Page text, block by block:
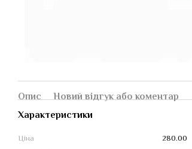
Опис
Новий відгук або коментар
Характеристики
Ціна
280.00